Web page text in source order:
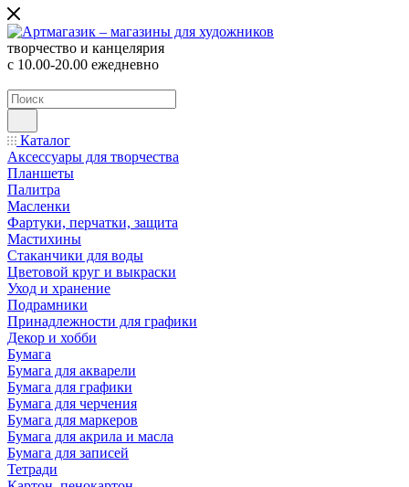
творчество и канцелярия
с 10.00-20.00 ежедневно
Каталог
Аксессуары для творчества
Планшеты
Палитра
Масленки
Фартуки, перчатки, защита
Мастихины
Стаканчики для воды
Цветовой круг и выкраски
Уход и хранение
Подрамники
Принадлежности для графики
Декор и хобби
Бумага
Бумага для акварели
Бумага для графики
Бумага для черчения
Бумага для маркеров
Бумага для акрила и масла
Бумага для записей
Тетради